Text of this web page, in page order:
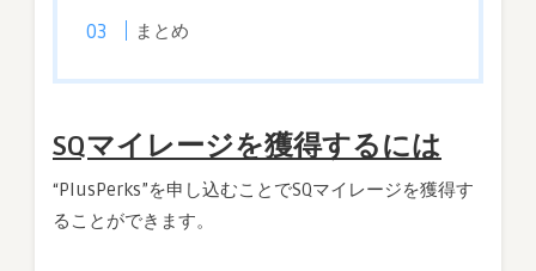
まとめ
SQマイレージを獲得するには
“PlusPerks”を申し込むことでSQマイレージを獲得す
ることができます。